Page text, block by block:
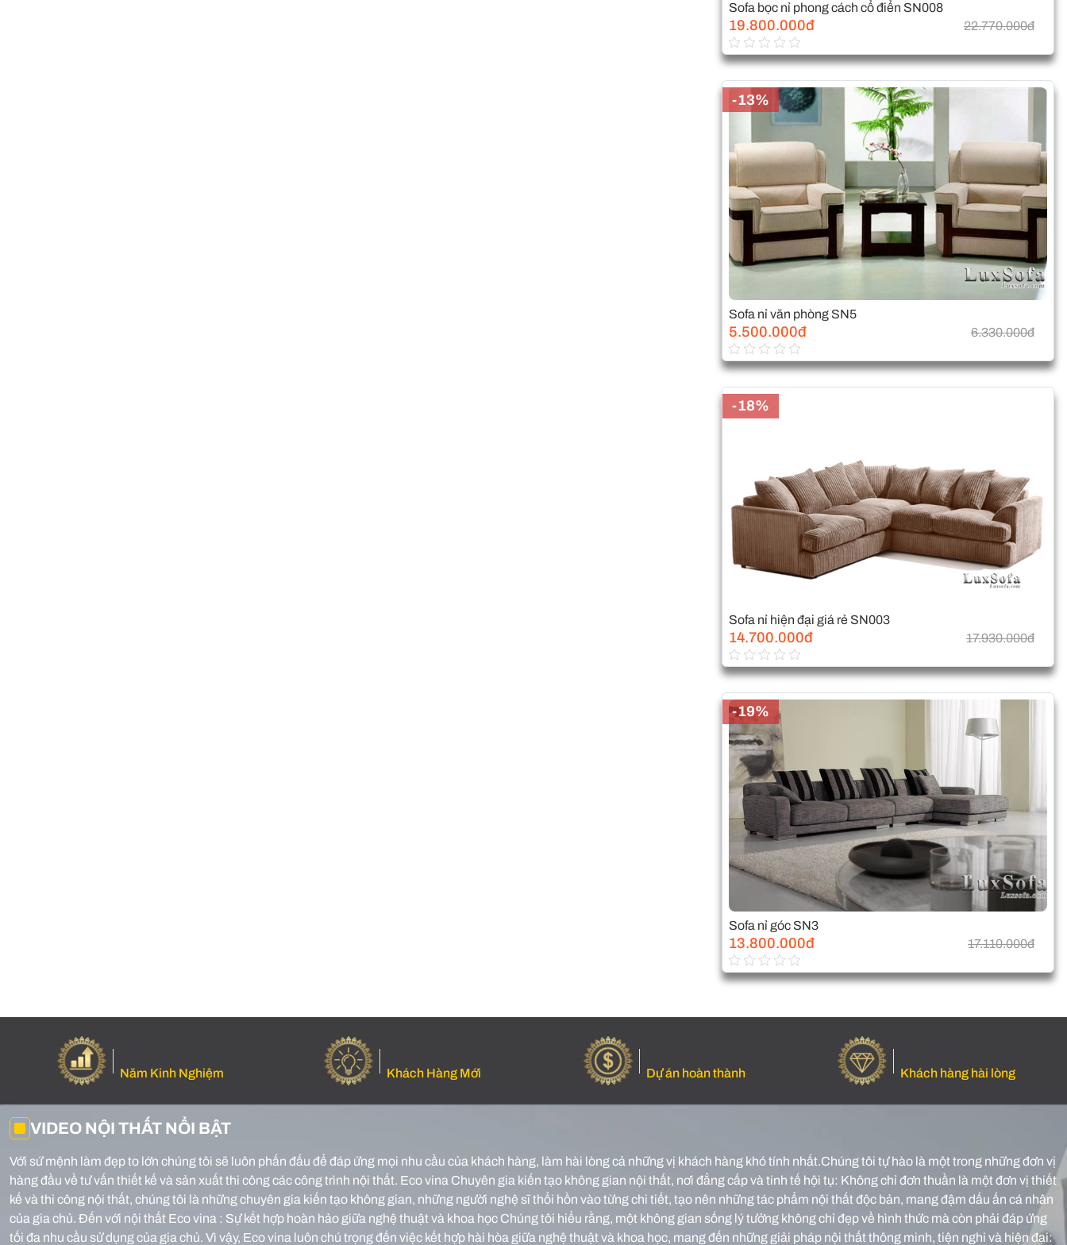
Sofa bọc nỉ phong cách cổ điển SN008
19.800.000đ 22.770.000đ
Sofa nỉ văn phòng SN5
5.500.000đ 6.330.000đ
-13%
Sofa nỉ hiện đại giá rẻ SN003
14.700.000đ 17.930.000đ
-18%
Sofa nỉ góc SN3
13.800.000đ 17.110.000đ
-19%
Năm Kinh Nghiệm Khách Hàng Mới Dự án hoàn thành Khách hàng hài lòng
VIDEO NỘI THẤT NỔI BẬT
Với sứ mệnh làm đẹp to lớn chúng tôi sẽ luôn phấn đấu để đáp ứng mọi nhu cầu của khách hàng, làm hài lòng cả những vị khách hàng khó tính nhất.Chúng tôi tự hào là một trong những đơn vị
hàng đầu về tư vấn thiết kế và sản xuất thi công các công trình nội thất. Eco vina Chuyên gia kiến tạo không gian nội thất, nơi đẳng cấp và tinh tế hội tụ: Không chỉ đơn thuần là một đơn vị thiết
kế và thi công nội thất, chúng tôi là những chuyên gia kiến tạo không gian, những người nghệ sĩ thổi hồn vào từng chi tiết, tạo nên những tác phẩm nội thất độc bản, mang đậm dấu ấn cá nhân
của gia chủ. Đến với nội thất Eco vina : Sự kết hợp hoàn hảo giữa nghệ thuật và khoa học Chúng tôi hiểu rằng, một không gian sống lý tưởng không chỉ đẹp về hình thức mà còn phải đáp ứng
tối đa nhu cầu sử dụng của gia chủ. Vì vậy, Eco vina luôn chú trọng đến việc kết hợp hài hòa giữa nghệ thuật và khoa học, mang đến những giải pháp nội thất thông minh, tiện nghi và hiện đại: